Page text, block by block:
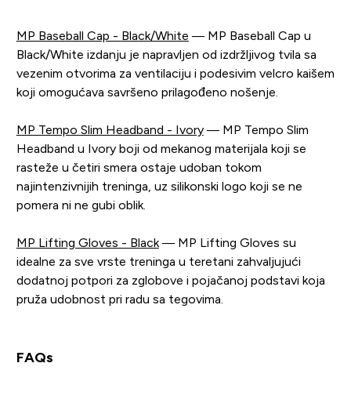
MP Baseball Cap - Black/White — MP Baseball Cap u
Black/White izdanju je napravljen od izdržljivog tvila sa
vezenim otvorima za ventilaciju i podesivim velcro kaišem
koji omogućava savršeno prilagođeno nošenje.
MP Tempo Slim Headband - Ivory— MP Tempo Slim
Headband u Ivory boji od mekanog materijala koji se
rasteže u četiri smera ostaje udoban tokom
najintenzivnijih treninga, uz silikonski logo koji se ne
pomera ni ne gubi oblik.
MP Lifting Gloves - Black— MP Lifting Gloves su
idealne za sve vrste treninga u teretani zahvaljujući
dodatnoj potpori za zglobove i pojačanoj podstavi koja
pruža udobnost pri radu sa tegovima.
FAQs